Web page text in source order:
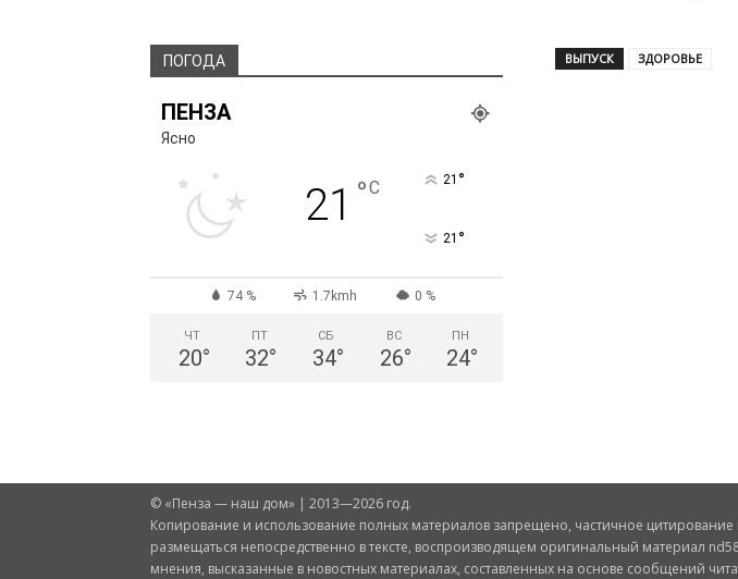
ВЫПУСК ЗДОРОВЬЕ
ПОГОДА
ПЕНЗА
Ясно
21 °C 21 °
21 °
74 % 1.7kmh 0 %
ЧТ
20°
ПТ
32°
СБ
34°
ВС
26°
ПН
24°
© «Пенза — наш дом» | 2013—2026 год.
Копирование и использование полных материалов запрещено, частичное
размещаться непосредственно в тексте, воспроизводящем оригинальный материал
мнения, высказанные в новостных материалах, составленных на основе сообщений